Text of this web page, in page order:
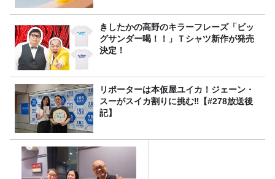
きしたかの高野のキラーフレーズ「ビッ
グサンダー喝！！」Ｔシャツ新作が発売
決定！
リポーターは本仮屋ユイカ！ジェーン・
スーがスイカ割りに挑む‼【#278放送後
記】